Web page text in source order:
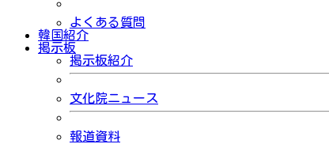
よくある質問
韓国紹介
掲示板
掲示板紹介
文化院ニュース
報道資料